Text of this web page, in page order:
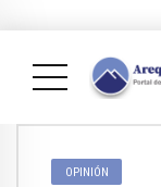
OPINIÓN